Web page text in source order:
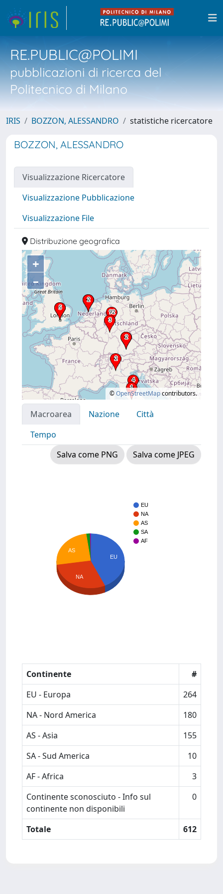
RE.PUBLIC@POLIMI
pubblicazioni di ricerca del
Politecnico di Milano
IRIS BOZZON, ALESSANDRO statistiche ricercatore
BOZZON, ALESSANDRO
Visualizzazione Ricercatore
Visualizzazione Pubblicazione
Visualizzazione File
Distribuzione geografica
+
–
©OpenStreetMapcontributors.
Macroarea Nazione
Città
Tempo
Salva come PNG
Salva come JPEG
EU
NA
AS
SA
AF
EU
AS
NA
Continente
#
EU - Europa
264
NA - Nord America
180
AS - Asia
155
SA - Sud America
10
AF - Africa
3
Continente sconosciuto - Info sul
continente non disponibili
0
Totale 612